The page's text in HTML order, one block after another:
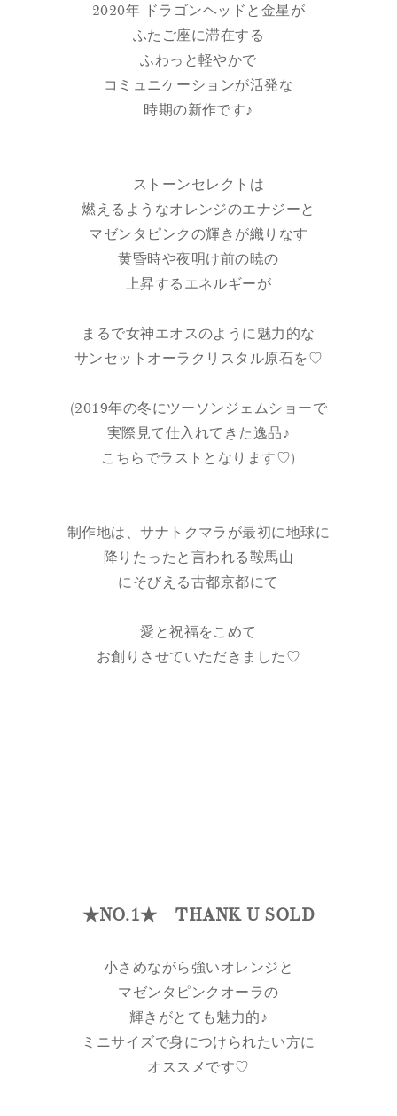
2020年 ドラゴンヘッドと金星が
ふたご座に滞在する
ふわっと軽やかで
コミュニケーションが活発な
時期の新作です♪
ストーンセレクトは
燃えるようなオレンジのエナジーと
マゼンタピンクの輝きが織りなす
黄昏時や夜明け前の暁の
上昇するエネルギーが
まるで女神エオスのように魅力的な
サンセットオーラクリスタル原石を♡
(2019年の冬にツーソンジェムショーで
実際見て仕入れてきた逸品♪
こちらでラストとなります♡)
制作地は、サナトクマラが最初に地球に
降りたったと言われる鞍馬山
にそびえる古都京都にて
愛と祝福をこめて
お創りさせていただきました♡
★NO.1★ THANK U SOLD
小さめながら強いオレンジと
マゼンタピンクオーラの
輝きがとても魅力的♪
ミニサイズで身につけられたい方に
オススメです♡